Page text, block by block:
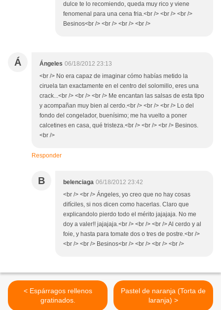
dulce te lo recomiendo, queda muy rico y viene
fenomenal para una cena fria.<br /> <br /> <br />
Besinos<br /> <br /> <br /> <br />
Á Ángeles 06/18/2012 23:13
<br /> No era capaz de imaginar cómo habías metido la
ciruela tan exactamente en el centro del solomillo, eres una
crack...<br /> <br /> <br /> Me encantan las salsas de esta tipo
y acompañan muy bien al cerdo.<br /> <br /> <br /> Lo del
fondo del congelador, buenísimo; me ha vuelto a poner
calcetines en casa, qué tristeza.<br /> <br /> <br /> Besinos.
<br />
Responder
B belenciaga 06/18/2012 23:42
<br /> <br /> Ángeles, yo creo que no hay cosas
difíciles, si nos dicen como hacerlas. Claro que
explicandolo pierdo todo el mérito jajajaja. No me
doy a valer!! jajajaja.<br /> <br /> <br /> Al cerdo y al
foie, y hasta para tomate dos o tres de postre.<br />
<br /> <br /> Besinos<br /> <br /> <br /> <br />
< Espárragos rellenos
gratinados.
Pastel de naranja (Torta de
laranja) >